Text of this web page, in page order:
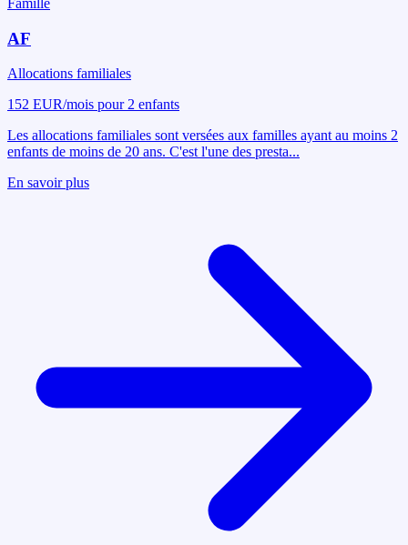
AF
Allocations familiales
152 EUR/mois pour 2 enfants
Les allocations familiales sont versées aux familles ayant au moins 2
enfants de moins de 20 ans. C'est l'une des presta...
En savoir plus